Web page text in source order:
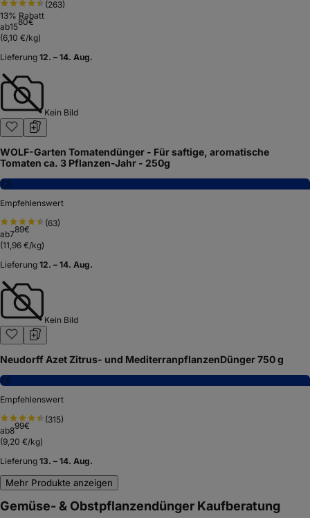
(263)
13% Rabatt
ab1580€
(6,10 €/kg)
Lieferung 12. – 14. Aug.
Kein Bild
WOLF-Garten Tomatendünger - Für saftige, aromatische
Tomaten ca. 3 Pflanzen-Jahr - 250g
7,3
Empfehlenswert
(63)
ab789€
(11,96 €/kg)
Lieferung 12. – 14. Aug.
Kein Bild
Neudorff Azet Zitrus- und MediterranpflanzenDünger 750 g
7,6
Empfehlenswert
(315)
ab899€
(9,20 €/kg)
Lieferung 13. – 14. Aug.
Mehr Produkte anzeigen
Gemüse- & Obstpflanzendünger Kaufberatung